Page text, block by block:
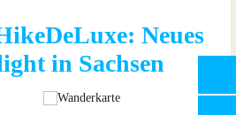
Neues
in Sachsen